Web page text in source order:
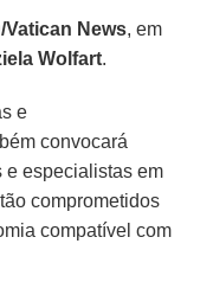
Vatican News, em
Wolfart.
e
convocará
e especialistas em
comprometidos
compatível com